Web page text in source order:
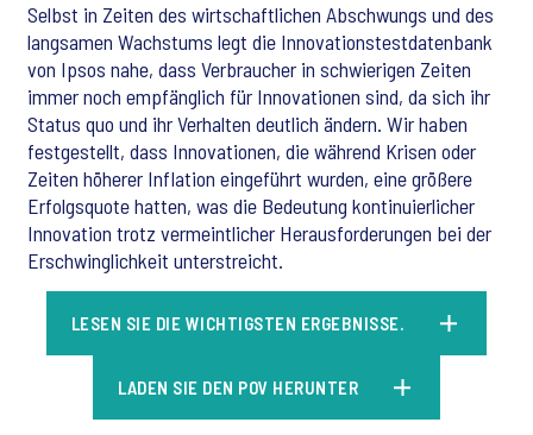
Selbst in Zeiten des wirtschaftlichen Abschwungs und des
langsamen Wachstums legt die Innovationstestdatenbank
von Ipsos nahe, dass Verbraucher in schwierigen Zeiten
immer noch empfänglich für Innovationen sind, da sich ihr
Status quo und ihr Verhalten deutlich ändern. Wir haben
festgestellt, dass Innovationen, die während Krisen oder
Zeiten höherer Inflation eingeführt wurden, eine größere
Erfolgsquote hatten, was die Bedeutung kontinuierlicher
Innovation trotz vermeintlicher Herausforderungen bei der
Erschwinglichkeit unterstreicht.
LESEN SIE DIE WICHTIGSTEN ERGEBNISSE.
LADEN SIE DEN POV HERUNTER